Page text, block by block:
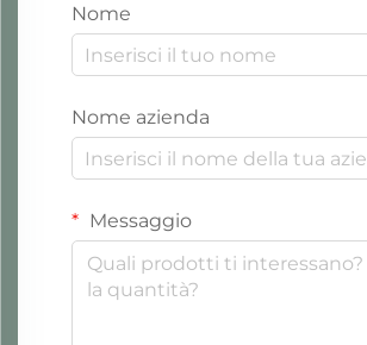
Nome
Nome azienda
Messaggio